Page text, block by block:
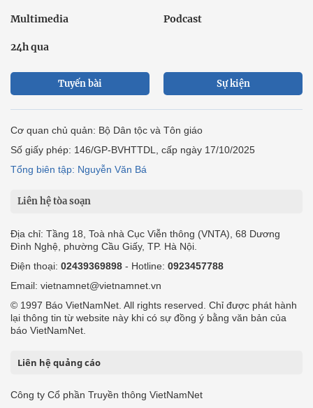
Multimedia Podcast
24h qua
Tuyến bài Sự kiện
Cơ quan chủ quản: Bộ Dân tộc và Tôn giáo
Số giấy phép: 146/GP-BVHTTDL, cấp ngày 17/10/2025
Tổng biên tập: Nguyễn Văn Bá
Liên hệ tòa soạn
Địa chỉ: Tầng 18, Toà nhà Cục Viễn thông (VNTA), 68 Dương
Đình Nghệ, phường Cầu Giấy, TP. Hà Nội.
Điện thoại: 02439369898 - Hotline: 0923457788
Email: vietnamnet@vietnamnet.vn
© 1997 Báo VietNamNet. All rights reserved. Chỉ được phát hành
lại thông tin từ website này khi có sự đồng ý bằng văn bản của
báo VietNamNet.
Liên hệ quảng cáo
Công ty Cổ phần Truyền thông VietNamNet